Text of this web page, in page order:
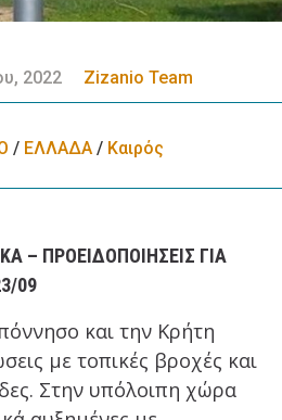
2022 Zizanio Team
/ ΕΛΛΑΔA / Καιρός
– ΠΡΟΕΙΔΟΠΟΙΗΣΕΙΣ ΓΙΑ
09
και την Κρήτη
με τοπικές βροχές και
Στην υπόλοιπη χώρα